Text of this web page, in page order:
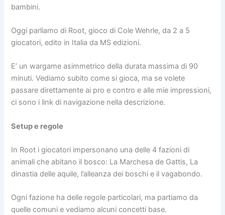
bambini.
Oggi parliamo di Root, gioco di Cole Wehrle, da 2 a 5
giocatori, edito in Italia da MS edizioni.
E’ un wargame asimmetrico della durata massima di 90
minuti. Vediamo subito come si gioca, ma se volete
passare direttamente ai pro e contro e alle mie impressioni,
ci sono i link di navigazione nella descrizione.
Setup e regole
In Root i giocatori impersonano una delle 4 fazioni di
animali che abitano il bosco: La Marchesa de Gattis, La
dinastia delle aquile, l’alleanza dei boschi e il vagabondo.
Ogni fazione ha delle regole particolari, ma partiamo da
quelle comuni e vediamo alcuni concetti base.